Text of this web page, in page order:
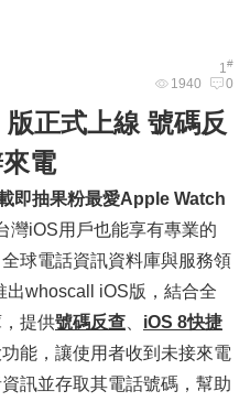
1#
1940 0
正式上線 號碼反
電
即抽果粉最愛Apple Watch
灣iOS用戶也能享有專業的
球電話資訊資料庫與服務領
whoscall iOS版，結合全
提供號碼反查
iOS 8快捷
能，讓使用者收到未接來電
訊並存取其電話號碼，幫助